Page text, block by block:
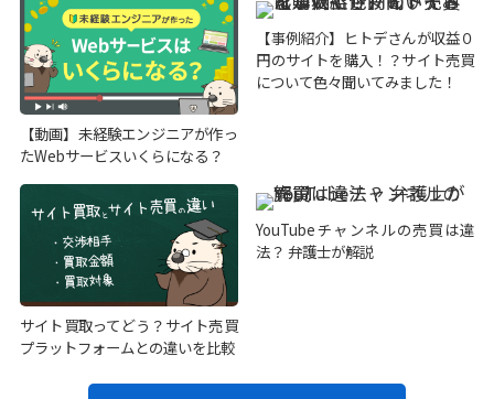
【動画】未経験エンジニアが作っ
たWebサービスいくらになる？
【事例紹介】ヒトデさんが収益０
円のサイトを購入！？サイト売買
について色々聞いてみました！
サイト買取ってどう？サイト売買
プラットフォームとの違いを比較
YouTubeチャンネルの売買は違
法？ 弁護士が解説